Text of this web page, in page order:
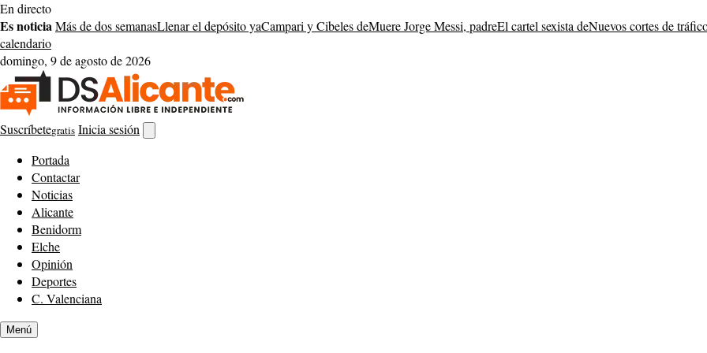
Saltar
al
contenido
En directo
Es noticiaMás de dos semanasLlenar el depósito yaCampari y Cibeles deMuere Jorge Messi, padreEl cartel sexista deNuevos cortes de
calendario
domingo, 9 de agosto de 2026
Suscríbetegratis Inicia sesión
buscador
Portada
Contactar
Noticias
Alicante
Benidorm
Elche
Opinión
Deportes
C. Valenciana
Menú